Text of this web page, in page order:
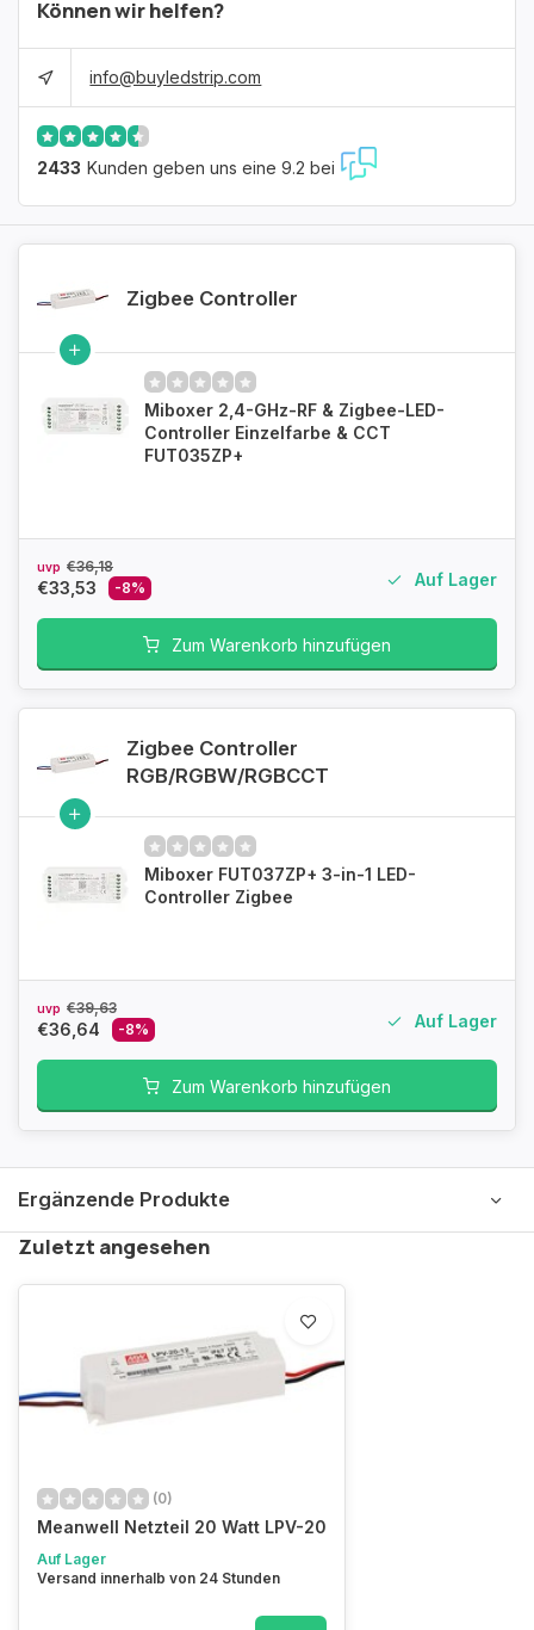
Können wir helfen?
info@buyledstrip.com
2433 Kunden geben uns eine 9.2 bei
Zigbee Controller
Miboxer 2,4-GHz-RF & Zigbee-LED-
Controller Einzelfarbe & CCT
FUT035ZP+
uvp €36,18
€33,53 -8% Auf Lager
Zum Warenkorb hinzufügen
Zigbee Controller
RGB/RGBW/RGBCCT
Miboxer FUT037ZP+ 3-in-1 LED-
Controller Zigbee
uvp €39,63
€36,64 -8% Auf Lager
Zum Warenkorb hinzufügen
Ergänzende Produkte
Zuletzt angesehen
(0)
Meanwell Netzteil 20 Watt LPV-20
Auf Lager
Versand innerhalb von 24 Stunden